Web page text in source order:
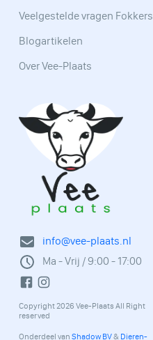
info@vee-plaats.nl
Ma - Vrij / 9:00 - 17:00
Copyright 2026 Vee-Plaats All Right
reserved
Onderdeel van Shadow BV& Dieren-
Veelgestelde vragen Fokkers
Blogartikelen
Over Vee-Plaats